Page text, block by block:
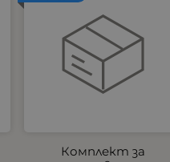
Комплект за